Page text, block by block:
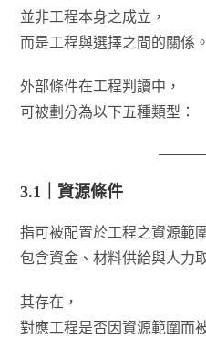
並非工程本身之成立，
而是工程與選擇之間的關係。
外部條件在工程判讀中，
可被劃分為以下五種類型：
3.1｜資源條件
指可被配置於工程之資源範
包含資金、材料供給與人力
其存在，
對應工程是否因資源範圍而